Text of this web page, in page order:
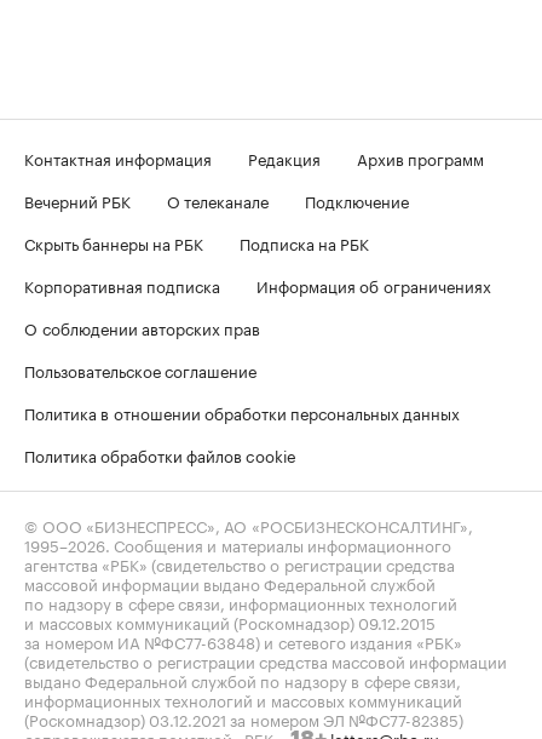
Контактная информация Редакция
Архив программ
Вечерний РБК
О телеканале
Подключение
Скрыть баннеры на РБК
Подписка на РБК
Корпоративная подписка
Информация об ограничениях
О соблюдении авторских прав
Пользовательское соглашение
Политика в отношении обработки персональных данных
Политика обработки файлов cookie
© ООО «БИЗНЕСПРЕСС», АО «РОСБИЗНЕСКОНСАЛТИНГ»,
1995–2026 . Сообщения и материалы информационного
агентства «РБК» (свидетельство о регистрации средства
массовой информации выдано Федеральной службой
по надзору в сфере связи, информационных технологий
и массовых коммуникаций (Роскомнадзор) 09.12.2015
за номером ИА №ФС77-63848) и сетевого издания «РБК»
(свидетельство о регистрации средства массовой информации
выдано Федеральной службой по надзору в сфере связи,
информационных технологий и массовых коммуникаций
(Роскомнадзор) 03.12.2021 за номером ЭЛ №ФС77-82385)